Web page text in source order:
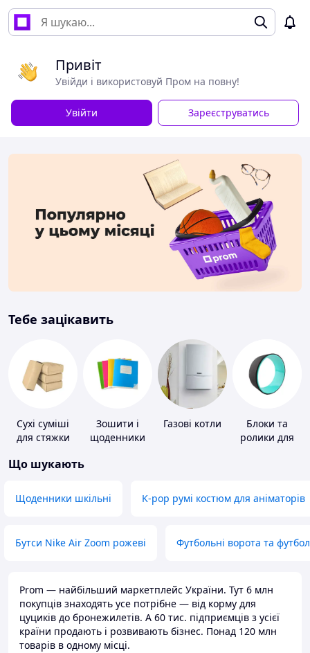
Привіт
Увійди і використовуй Пром на повну!
Увійти Зареєструватись
Тебе зацікавить
Сухі суміші
для стяжки
Зошити і
щоденники
Газові котли
Блоки та
ролики для
Що шукають
Щоденники шкільні K-pop румі костюм для аніматорів
Бутси Nike Air Zoom рожеві Футбольні ворота та
Prom — найбільший маркетплейс України. Тут 6 млн
покупців знаходять усе потрібне — від корму для
цуциків до бронежилетів. А 60 тис. підприємців з усієї
країни продають і розвивають бізнес. Понад 120 млн
товарів в одному місці.